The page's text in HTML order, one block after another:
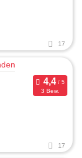
17
3 Bew.
17